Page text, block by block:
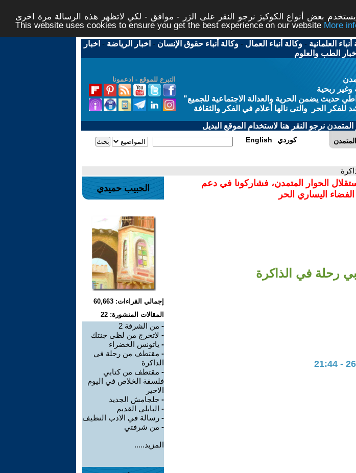
بعض أنواع الكوكيز نرجو النقر على الزر - موافق - لكي لاتظهر هذه الرسالة مرة اخرى -
This website uses cookies to ensure you get the best experience on our website
العلمانية -وكالة أنباء العمال -وكالة أنباء حقوق الإنسان - اخبار الرياضة - اخبار
اخبار الطب والعلوم
التبرع للموقع - ادعمونا
وغير ربحية
حديث يضمن الحرية والعدالة الاجتماعية للجميع"
الحر والتى نالها أعلام في الفكر والثقافة
نرجو النقر هنا لاستخدام الموقع البديل
English كوردي
الحوار المتمدن، فشاركونا في دعم
اليساري الحر
رحلة في الذاكرة
الحبيب حميدي
إجمالي القراءات: 60,663
المقالات المنشورة: 22
- من الشرفة 2
- لاتخرج من لظى جنتك
- ياتونس الخضراء
- مقتطف من رحلة في
الذاكرة
- مقتطف من كتابي
فلسفة الخلاص في اليوم
الاخير
- جلجامش الجديد
- البابلي القديم
- رسالة في الادب النظيف
- من شرفتي
المزيد.....